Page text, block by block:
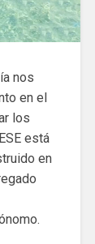
nos
en el
los
está
en